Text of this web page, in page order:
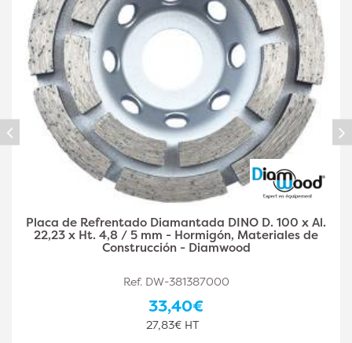
Placa diamantada DINO D. 125 x Al. 22,23 x Ht. 4,8 /
5 mm - hormigón, materiales de construcción -
Diamwood
Ref. DW-381387001
36,90€
30,75€ HT